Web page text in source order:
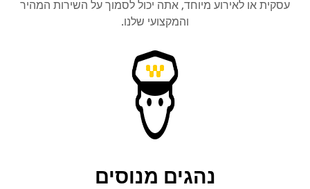
או לאירוע מיוחד, אתה יכול לסמוך על השירות המהיר
והמקצועי שלנו.
נהגים מנוסים